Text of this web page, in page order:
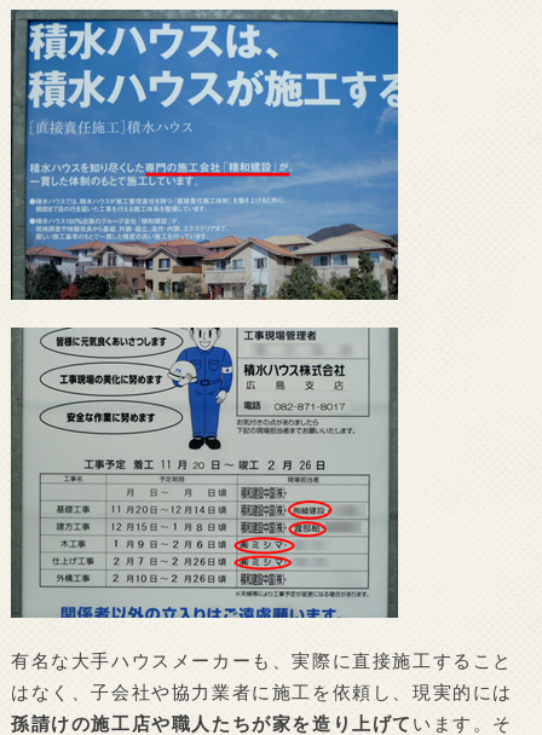
有名な大手ハウスメーカーも、実際に直接施工すること
はなく、子会社や協力業者に施工を依頼し、現実的には
孫請けの施工店や職人たちが家を造り上げて います。そ